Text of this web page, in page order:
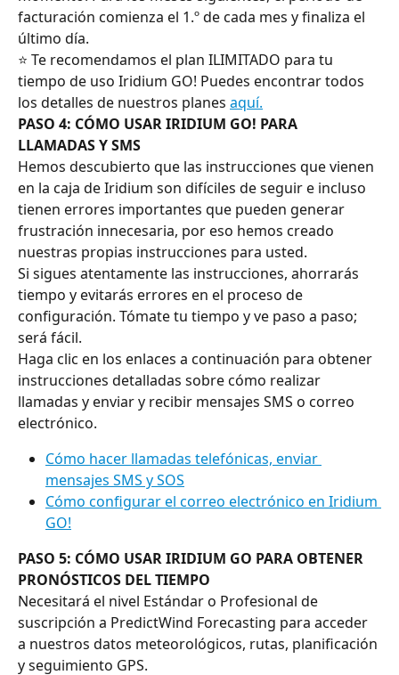
facturación comienza el 1.º de cada mes y finaliza el
último día.
⭐ Te recomendamos el plan ILIMITADO para tu
tiempo de uso Iridium GO! Puedes encontrar todos
los detalles de nuestros planes aquí.
PASO 4: CÓMO USAR IRIDIUM GO! PARA
LLAMADAS Y SMS
Hemos descubierto que las instrucciones que vienen
en la caja de Iridium son difíciles de seguir e incluso
tienen errores importantes que pueden generar
frustración innecesaria, por eso hemos creado
nuestras propias instrucciones para usted.
Si sigues atentamente las instrucciones, ahorrarás
tiempo y evitarás errores en el proceso de
configuración. Tómate tu tiempo y ve paso a paso;
será fácil.
Haga clic en los enlaces a continuación para obtener
instrucciones detalladas sobre cómo realizar
llamadas y enviar y recibir mensajes SMS o correo
electrónico.
Cómo hacer llamadas telefónicas, enviar
mensajes SMS y SOS
Cómo configurar el correo electrónico en Iridium
GO!
PASO 5: CÓMO USAR IRIDIUM GO PARA OBTENER
PRONÓSTICOS DEL TIEMPO
Necesitará el nivel Estándar o Profesional de
suscripción a PredictWind Forecasting para acceder
a nuestros datos meteorológicos, rutas, planificación
y seguimiento GPS.